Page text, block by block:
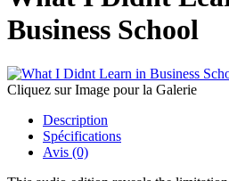
Business School
Cliquez sur Image pour la Galerie
Description
Spécifications
Avis (0)